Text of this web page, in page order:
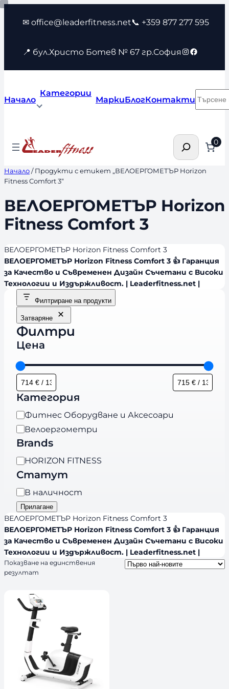
Към
съдържанието
✉ office@leaderfitness.net📞 +359 877 277 595
📍 бул.Христо Ботев № 67 гр.София Instagram
Facebook
Начало
Категории
МаркиБлогКонтакти
Търсене 0
Начало/ Продукти с етикет „ВЕЛОЕРГОМЕТЪР Horizon
Fitness Comfort 3“
ВЕЛОЕРГОМЕТЪР Horizon
Fitness Comfort 3
ВЕЛОЕРГОМЕТЪР Horizon Fitness Comfort 3
ВЕЛОЕРГОМЕТЪР Horizon Fitness Comfort 3 👍 Гаранция
за Качество и Съвременен Дизайн Съчетани с Високи
Технологии и Издържливост. | Leaderfitness.net |
Филтриране на продукти
Затваряне
Филтри
Цена
Категория
К
а
т
г
о
р
и
я
Фитнес Оборудване и Аксесоари
Велоергометри
Brands
B
r
a
n
d
s
HORIZON FITNESS
Статут
Н
а
л
и
ч
н
о
В наличност
Прилагане
ВЕЛОЕРГОМЕТЪР Horizon Fitness Comfort 3
ВЕЛОЕРГОМЕТЪР Horizon Fitness Comfort 3 👍 Гаранция
за Качество и Съвременен Дизайн Съчетани с Високи
Технологии и Издържливост. | Leaderfitness.net |
Показване на единствения
резултат